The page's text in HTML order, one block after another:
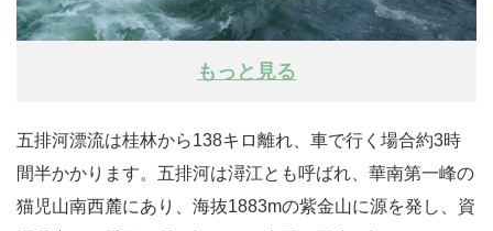
もっと見る
五排河漂流は桂林から138キロ離れ、車で行く場合約3時
間半かかります。五排河は潯江とも呼ばれ、華南第一峰の
猫児山南西麓にあり、海抜1883mの紫金山に源を発し、資